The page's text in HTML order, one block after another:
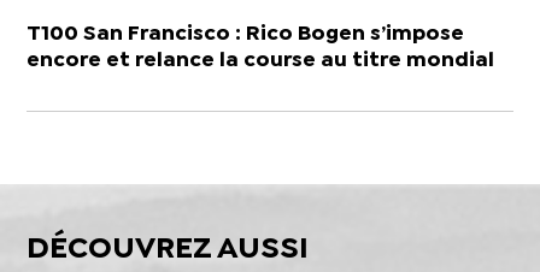
T100 San Francisco : Rico Bogen s’impose
encore et relance la course au titre mondial
DÉCOUVREZ AUSSI